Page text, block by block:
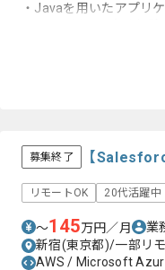
・Javaを用いたアプリ
募集終了 【
リモートOK 20代活躍中
〜145万円／月 業
新宿(東京都)/一部リ
AWS / Microsoft